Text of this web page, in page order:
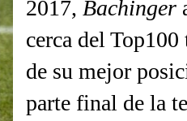
2017, Bachinger
cerca del
de su mejor
parte final de la